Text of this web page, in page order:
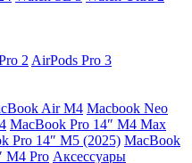
2 AirPods Pro 3
Air М4 Macbook Neo
MacBook Pro 14″ M4 Max
Pro 14″ M5 (2025) MacBook
M4 Pro Аксессуары